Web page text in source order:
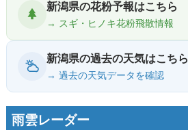
新潟県の花粉予報はこちら
→ スギ・ヒノキ花粉飛散情報
新潟県の過去の天気はこちら
→ 過去の天気データを確認
雨雲レーダー